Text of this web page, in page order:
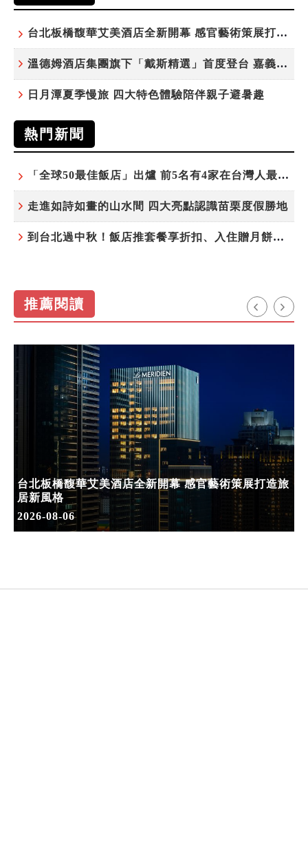
台北板橋馥華艾美酒店全新開幕 感官藝術策展打造旅居新風格
溫德姆酒店集團旗下「戴斯精選」首度登台 嘉義首店揭新幕
日月潭夏季慢旅 四大特色體驗陪伴親子避暑趣
熱門新聞
「全球50最佳飯店」出爐 前5名有4家在台灣人最常去的城市！
走進如詩如畫的山水間 四大亮點認識苗栗度假勝地
到台北過中秋！飯店推套餐享折扣、入住贈月餅禮盒
推薦閱讀
台北板橋馥華艾美酒店全新開幕 感官藝術策展打造旅
居新風格
2026-08-06